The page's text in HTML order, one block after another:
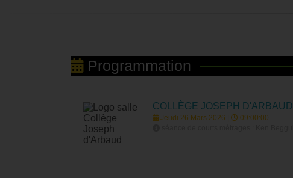
Programmation
COLLÈGE JOSEPH D'ARBAUD
Jeudi 26 Mars 2026 |
09:00:00